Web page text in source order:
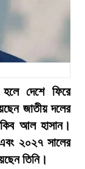
হলে দেশে ফিরে
জাতীয় দলের
আল হাসান।
২০২৭ সালের
তিনি।